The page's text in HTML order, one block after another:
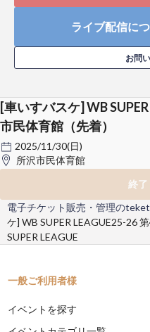
ライブ配信に
お問
[車いすバスケ] WB
市民体育館（先着）
2025/11/30(日)
所沢市民体育館
終了
電子チケット販売・管理のteket
ケ] WB SUPER LEAGUE25-26
SUPER LEAGUE
一般ご利用者様
イベントを探す